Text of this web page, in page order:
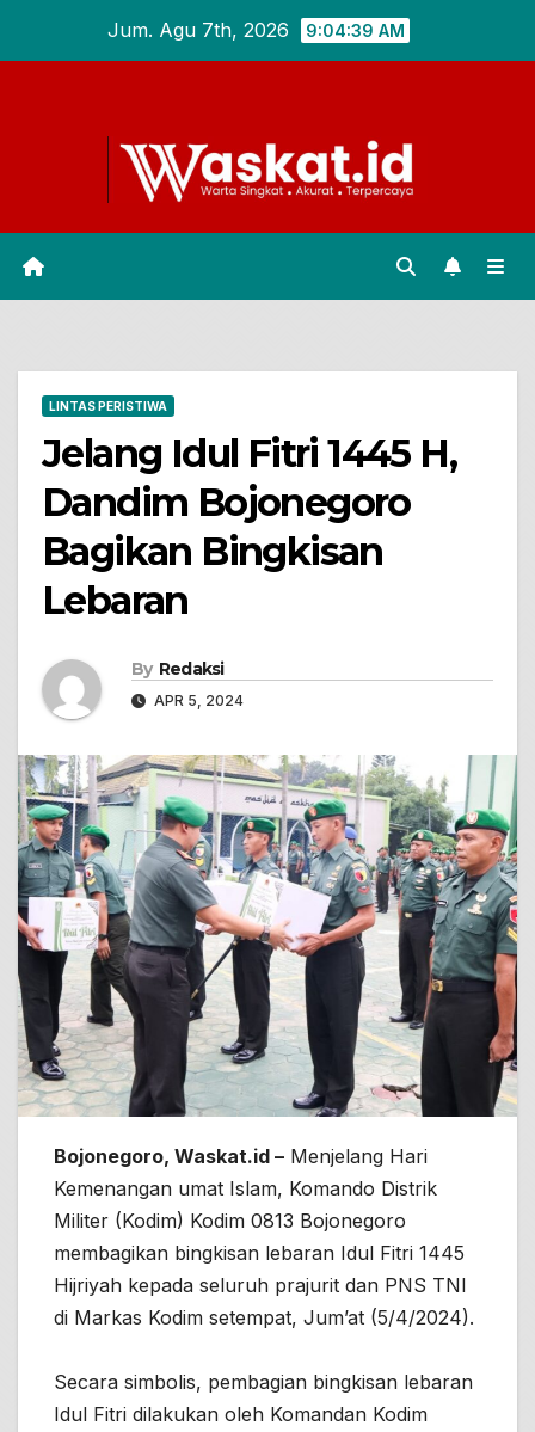
Jum. Agu 7th, 2026 9:04:40 AM
LINTAS PERISTIWA
Jelang Idul Fitri 1445 H,
Dandim Bojonegoro
Bagikan Bingkisan
Lebaran
By Redaksi
APR 5, 2024
Bojonegoro, Waskat.id – Menjelang Hari
Kemenangan umat Islam, Komando Distrik
Militer (Kodim) Kodim 0813 Bojonegoro
membagikan bingkisan lebaran Idul Fitri 1445
Hijriyah kepada seluruh prajurit dan PNS TNI
di Markas Kodim setempat, Jum’at (5/4/2024).
Secara simbolis, pembagian bingkisan lebaran
Idul Fitri dilakukan oleh Komandan Kodim